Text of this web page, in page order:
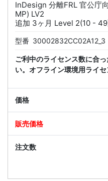
InDesign 分離FRL 官公庁
MP) LV2
追加 3ヶ月 Level 2(10 -
型番 30002832CC02A12_3
ご利中のライセンス数に合
い。オフライン環境用ライセ